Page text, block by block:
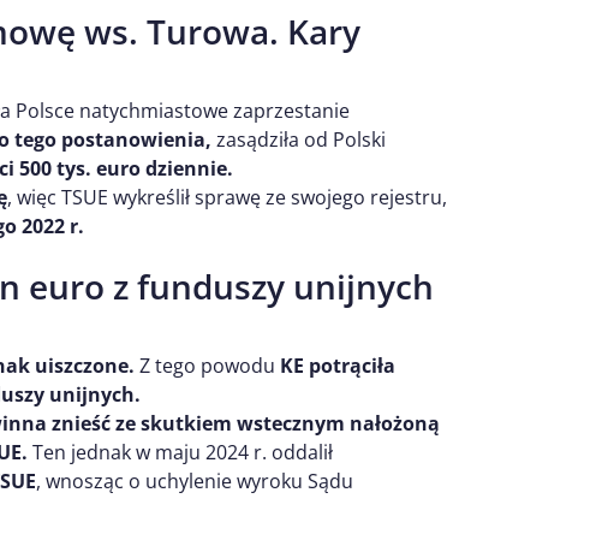
ws. Turowa. Kary
Polsce natychmiastowe zaprzestanie
tego postanowienia, zasądziła od Polski
500 tys. euro dziennie.
, więc TSUE wykreślił sprawę ze swojego rejestru,
2022 r.
euro z funduszy unijnych
uiszczone. Z tego powodu KE potrąciła
unijnych.
znieść ze skutkiem wstecznym nałożoną
Ten jednak w maju 2024 r. oddalił
, wnosząc o uchylenie wyroku Sądu